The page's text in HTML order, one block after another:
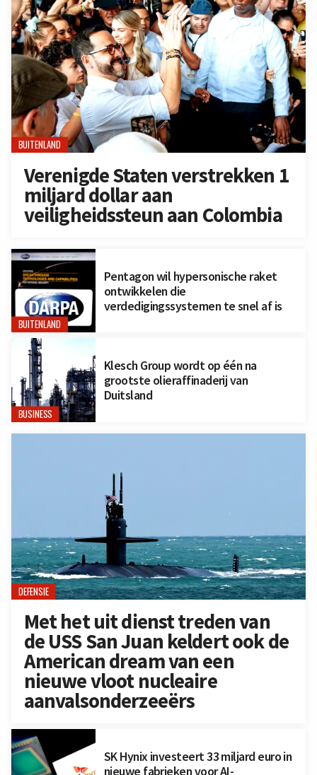
BUITENLAND
Verenigde Staten verstrekken 1
miljard dollar aan
veiligheidssteun aan Colombia
BUITENLAND
Pentagon wil hypersonische raket
ontwikkelen die
verdedigingssystemen te snel af is
BUSINESS
Klesch Group wordt op één na
grootste olieraffinaderij van
Duitsland
DEFENSIE
Met het uit dienst treden van
de USS San Juan keldert ook de
American dream van een
nieuwe vloot nucleaire
aanvalsonderzeeërs
SK Hynix investeert 33 miljard euro in
nieuwe fabrieken voor AI-